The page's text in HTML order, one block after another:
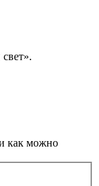
как можно